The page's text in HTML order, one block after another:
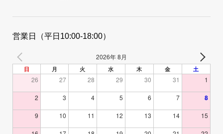
営業日（平日10:00-18:00）
2026年 8月
日 月 火 水 木 金 土
26 27 28 29 30 31 1
2 3 4 5 6 7 8
9 10 11 12 13 14 15